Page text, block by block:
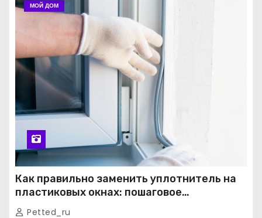
МОЙ ДОМ
Как правильно заменить уплотнитель на
пластиковых окнах: пошаговое
руководство от экспертов
Petted_ru